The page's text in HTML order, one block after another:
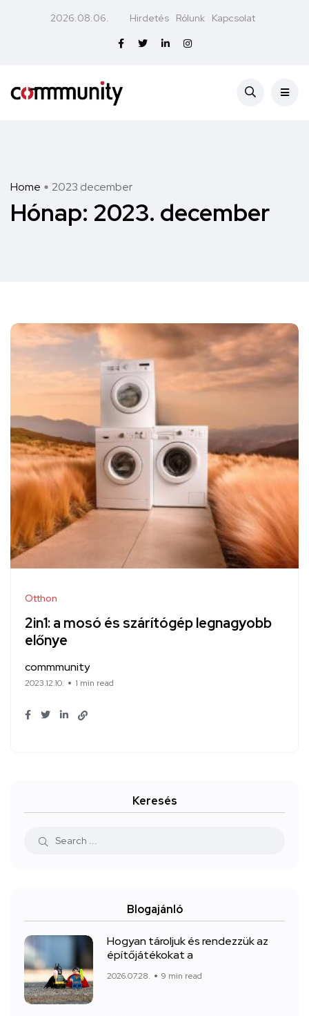
2026.08.06. Hirdetés Rólunk Kapcsolat
Home 2023 december
Hónap: 2023. december
Otthon
2in1: a mosó és szárítógép legnagyobb
előnye
commmunity
2023.12.10. 1 min read
Keresés
Blogajánló
Hogyan tároljuk és rendezzük az
építőjátékokat a
2026.07.28. 9 min read